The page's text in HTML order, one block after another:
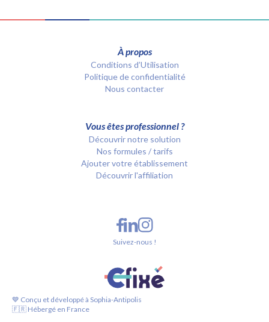
À propos
Conditions d’Utilisation
Politique de confidentialité
Nous contacter
Vous êtes professionnel ?
Découvrir notre solution
Nos formules / tarifs
Ajouter votre établissement
Découvrir l'affiliation
💙 Conçu et développé à Sophia-Antipolis
🇫🇷 Hébergé en France
Suivez-nous !